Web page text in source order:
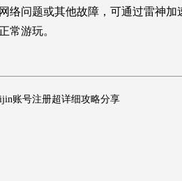
络问题或其他故障，可通过雷神
常游玩。
账号注册超详细攻略分享